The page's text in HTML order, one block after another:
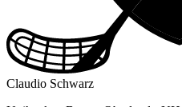
Claudio Schwarz